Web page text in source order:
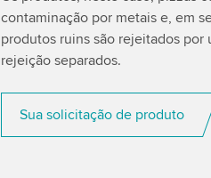
contaminação por metais e, em
produtos ruins são rejeitados
rejeição separados.
Sua solicitação de produto